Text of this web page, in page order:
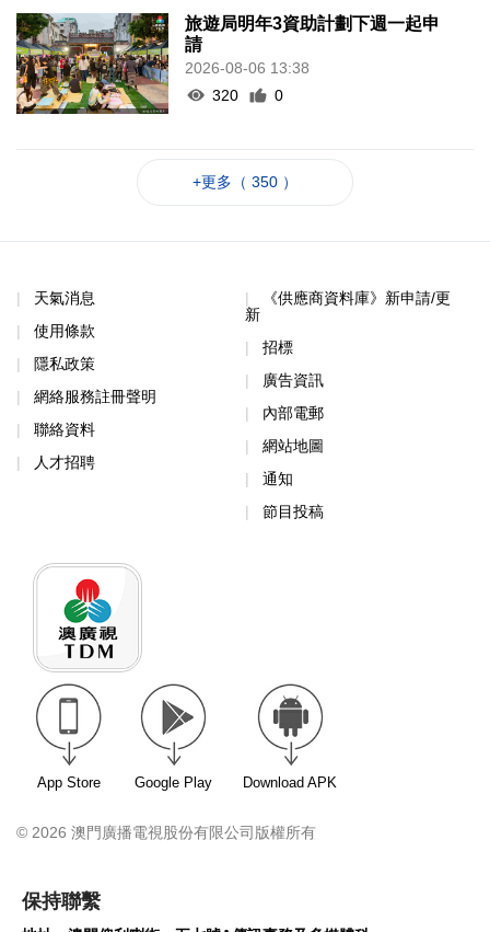
旅遊局明年3資助計劃下週一起申
請
2026-08-06 13:38
320
0
+更多（ 350 ）
天氣消息
使用條款
隱私政策
網絡服務註冊聲明
聯絡資料
人才招聘
《供應商資料庫》新申請/更
新
招標
廣告資訊
內部電郵
網站地圖
通知
節目投稿
App Store Google Play Download APK
© 2026 澳門廣播電視股份有限公司版權所有
保持聯繫